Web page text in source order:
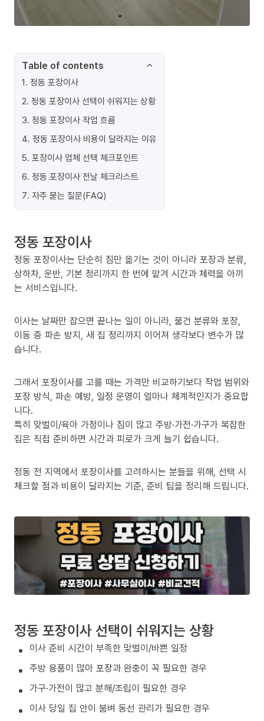
Table of contents
1. 정동 포장이사
2. 정동 포장이사 선택이 쉬워지는 상황
3. 정동 포장이사 작업 흐름
4. 정동 포장이사 비용이 달라지는 이유
5. 포장이사 업체 선택 체크포인트
6. 정동 포장이사 전날 체크리스트
7. 자주 묻는 질문(FAQ)
정동 포장이사
정동 포장이사는 단순히 짐만 옮기는 것이 아니라 포장과 분류,
상하차, 운반, 기본 정리까지 한 번에 맡겨 시간과 체력을 아끼
는 서비스입니다.
이사는 날짜만 잡으면 끝나는 일이 아니라, 물건 분류와 포장,
이동 중 파손 방지, 새 집 정리까지 이어져 생각보다 변수가 많
습니다.
그래서 포장이사를 고를 때는 가격만 비교하기보다 작업 범위와
포장 방식, 파손 예방, 일정 운영이 얼마나 체계적인지가 중요합
니다.
특히 맞벌이/육아 가정이나 짐이 많고 주방·가전·가구가 복잡한
집은 직접 준비하면 시간과 피로가 크게 늘기 쉽습니다.
정동 전 지역에서 포장이사를 고려하시는 분들을 위해, 선택 시
체크할 점과 비용이 달라지는 기준, 준비 팁을 정리해 드립니다.
정동 포장이사 선택이 쉬워지는 상황
이사 준비 시간이 부족한 맞벌이/바쁜 일정
주방 용품이 많아 포장과 완충이 꼭 필요한 경우
가구·가전이 많고 분해/조립이 필요한 경우
이사 당일 집 안이 붐벼 동선 관리가 필요한 경우